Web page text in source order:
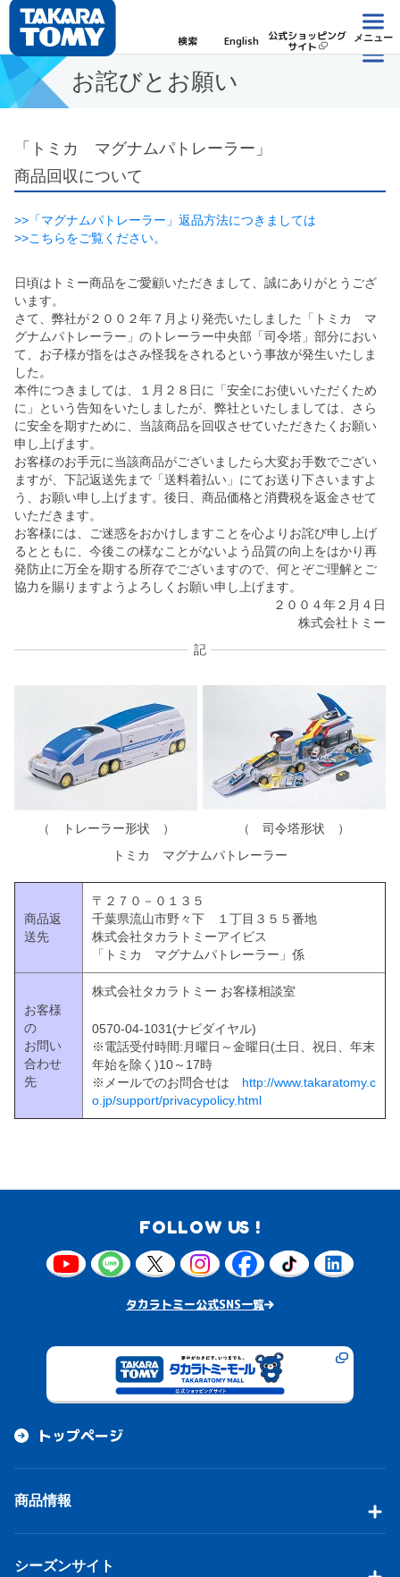
検索 English 公式ショッピング
サイト
メニュー
お詫びとお願い
「トミカ マグナムパトレーラー」
商品回収について
>>「マグナムパトレーラー」返品方法につきましては
>>こちらをご覧ください。
日頃はトミー商品をご愛顧いただきまして、誠にありがとうござ
います。
さて、弊社が２００２年７月より発売いたしました「トミカ マ
グナムパトレーラー」のトレーラー中央部「司令塔」部分におい
て、お子様が指をはさみ怪我をされるという事故が発生いたしま
した。
本件につきましては、１月２８日に「安全にお使いいただくため
に」という告知をいたしましたが、弊社といたしましては、さら
に安全を期すために、当該商品を回収させていただきたくお願い
申し上げます。
お客様のお手元に当該商品がございましたら大変お手数でござい
ますが、下記返送先まで「送料着払い」にてお送り下さいますよ
う、お願い申し上げます。後日、商品価格と消費税を返金させて
いただきます。
お客様には、ご迷惑をおかけしますことを心よりお詫び申し上げ
るとともに、今後この様なことがないよう品質の向上をはかり再
発防止に万全を期する所存でございますので、何とぞご理解とご
協力を賜りますようよろしくお願い申し上げます。
２００４年２月４日
株式会社トミー
記
（ トレーラー形状 ）
（ 司令塔形状 ）
トミカ マグナムパトレーラー
商品返
送先
〒２７０－０１３５
千葉県流山市野々下 １丁目３５５番地
株式会社タカラトミーアイビス
「トミカ マグナムパトレーラー」係
お客様
の
お問い
合わせ
先
株式会社タカラトミー お客様相談室
0570-04-1031(ナビダイヤル)
※電話受付時間:月曜日～金曜日(土日、祝日、年末
年始を除く)10～17時
※メールでのお問合せは http://www.takaratomy.c
o.jp/support/privacypolicy.html
FOLLOW US !
タカラトミー公式SNS一覧
トップページ
商品情報
シーズンサイト